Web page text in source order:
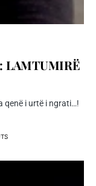
LAMTUMIRË
qenë i urtë i ngrati…!